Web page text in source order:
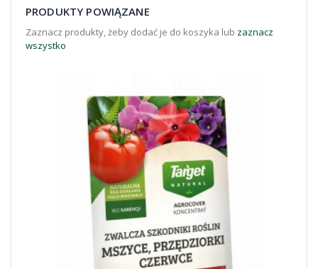
PRODUKTY POWIĄZANE
Zaznacz produkty, żeby dodać je do koszyka lub zaznacz
wszystko